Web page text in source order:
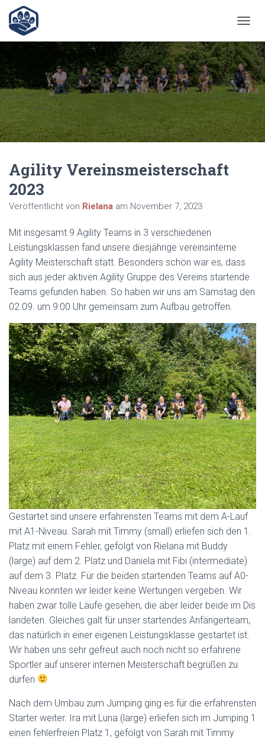
A
V
I
G
A
T
O
N
U
Agility Vereinsmeisterschaft
2023
Veröffentlicht von Rielana am November 7, 2023
Mit insgesamt 9 Agility Teams in 3 verschiedenen
Leistungsklassen fand unsere diesjährige vereinsinterne
Agility Meisterschaft statt. Besonders schön war es, dass
sich aus jeder aktiven Agility Gruppe des Vereins startende
Teams gefunden haben. So haben wir uns am Samstag den
02.09. um 9:00 Uhr gemeinsam zum Aufbau getroffen.
Gestartet sind unsere erfahrensten Teams mit dem A-Lauf
mit A1-Niveau. Sarah mit Timmy (small) erliefen sich den 1.
Platz mit einem Fehler, gefolgt von Rielana mit Buddy
(large) auf dem 2. Platz und Daniela mit Fibi (intermediate)
auf dem 3. Platz. Für die beiden startenden Teams auf A0-
Niveau konnten wir leider keine Wertungen vergeben. Wir
haben zwar tolle Läufe gesehen, die aber leider beide im Dis
landeten. Gleiches galt für unser startendes Anfängerteam,
das natürlich in einer eigenen Leistungsklasse gestartet ist.
Wir haben uns sehr gefreut auch noch nicht so erfahrene
Sportler auf unserer internen Meisterschaft begrüßen zu
dürfen
Nach dem Umbau zum Jumping ging es für die erfahrensten
Starter weiter. Ira mit Luna (large) erliefen sich im Jumping 1
einen fehlerfreien Platz 1, gefolgt von Sarah mit Timmy